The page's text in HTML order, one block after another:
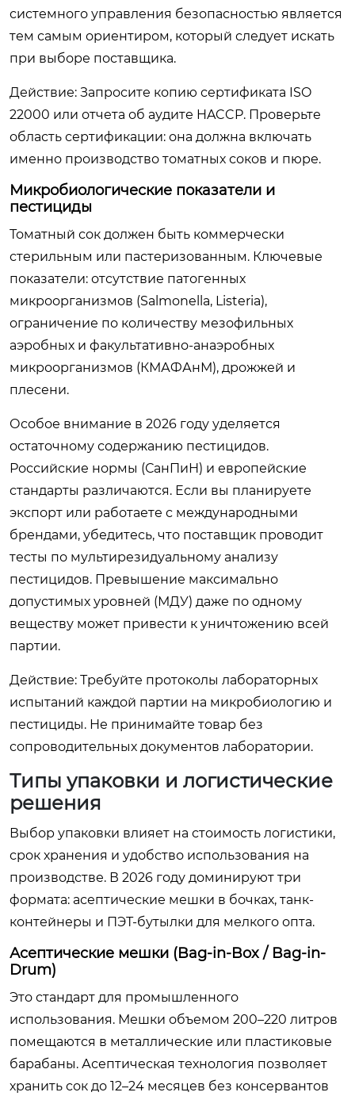
системного управления безопасностью является
тем самым ориентиром, который следует искать
при выборе поставщика.
Действие: Запросите копию сертификата ISO
22000 или отчета об аудите HACCP. Проверьте
область сертификации: она должна включать
именно производство томатных соков и пюре.
Микробиологические показатели и
пестициды
Томатный сок должен быть коммерчески
стерильным или пастеризованным. Ключевые
показатели: отсутствие патогенных
микроорганизмов (Salmonella, Listeria),
ограничение по количеству мезофильных
аэробных и факультативно-анаэробных
микроорганизмов (КМАФАнМ), дрожжей и
плесени.
Особое внимание в 2026 году уделяется
остаточному содержанию пестицидов.
Российские нормы (СанПиН) и европейские
стандарты различаются. Если вы планируете
экспорт или работаете с международными
брендами, убедитесь, что поставщик проводит
тесты по мультирезидуальному анализу
пестицидов. Превышение максимально
допустимых уровней (МДУ) даже по одному
веществу может привести к уничтожению всей
партии.
Действие: Требуйте протоколы лабораторных
испытаний каждой партии на микробиологию и
пестициды. Не принимайте товар без
сопроводительных документов лаборатории.
Типы упаковки и логистические
решения
Выбор упаковки влияет на стоимость логистики,
срок хранения и удобство использования на
производстве. В 2026 году доминируют три
формата: асептические мешки в бочках, танк-
контейнеры и ПЭТ-бутылки для мелкого опта.
Асептические мешки (Bag-in-Box / Bag-in-
Drum)
Это стандарт для промышленного
использования. Мешки объемом 200–220 литров
помещаются в металлические или пластиковые
барабаны. Асептическая технология позволяет
хранить сок до 12–24 месяцев без консервантов